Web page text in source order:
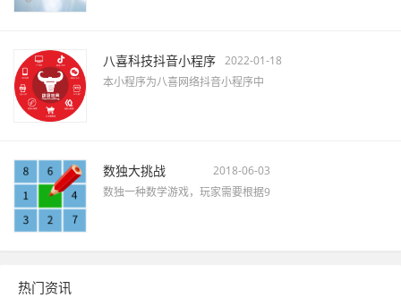
八喜科技抖音小程序 2022-01-18
本小程序为八喜网络抖音小程序中
数独大挑战
2018-06-03
数独一种数学游戏，玩家需要根据9
热门资讯